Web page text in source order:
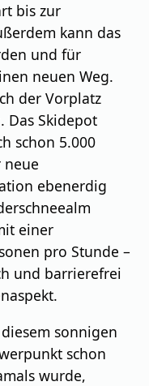
bis zur
kann das
und für
neuen Weg.
der Vorplatz
Das Skidepot
schon 5.000
neue
ebenerdig
einer
pro Stunde –
und barrierefrei
sonnigen
schon
wurde,